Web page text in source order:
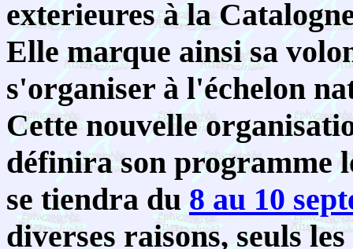
exterieures à la
Elle marque ainsi sa
s'organiser à l'échelon
Cette nouvelle
définira son programme
se tiendra du 8 au 10
diverses raisons, seuls